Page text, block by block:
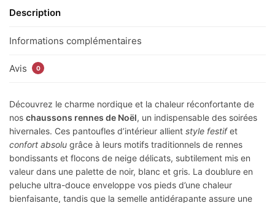
Description
Informations complémentaires
Avis 0
Découvrez le charme nordique et la chaleur réconfortante de
nos chaussons rennes de Noël, un indispensable des soirées
hivernales. Ces pantoufles d’intérieur allient style festifet
confort absolu grâce à leurs motifs traditionnels de rennes
bondissants et flocons de neige délicats, subtilement mis en
valeur dans une palette de noir, blanc et gris. La doublure en
peluche ultra-douce enveloppe vos pieds d’une chaleur
bienfaisante, tandis que la semelle antidérapante assure une